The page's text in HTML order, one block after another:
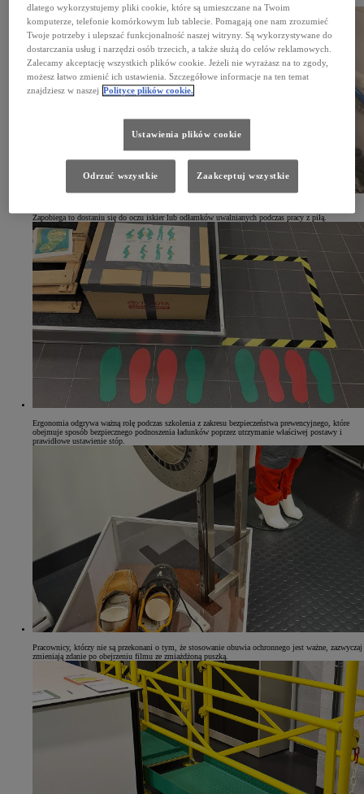
Zapobiega to dostaniu się do oczu iskier lub odłamków uwalnianych podczas pracy z piłą.
Ergonomia odgrywa ważną rolę podczas szkolenia z zakresu bezpieczeństwa prewencyjnego, które
obejmuje sposób bezpiecznego podnoszenia ładunków poprzez utrzymanie właściwej postawy i
prawidłowe ustawienie stóp.
Pracownicy, którzy nie są przekonani o tym, że stosowanie obuwia ochronnego jest ważne, zazwyczaj
zmieniają zdanie po obejrzeniu filmu ze zmiażdżoną puszką.
dlatego wykorzystujemy pliki cookie, które są umieszczane na Twoim
komputerze, telefonie komórkowym lub tablecie. Pomagają one nam zrozumieć
Twoje potrzeby i ulepszać funkcjonalność naszej witryny. Są wykorzystywane do
dostarczania usług i narzędzi osób trzecich, a także służą do celów reklamowych.
Zalecamy akceptację wszystkich plików cookie. Jeżeli nie wyrażasz na to zgody,
możesz łatwo zmienić ich ustawienia. Szczegółowe informacje na ten temat
znajdziesz w naszej Polityce plików cookie.
Ustawienia plików cookie
Odrzuć wszystkie Zaakceptuj wszystkie